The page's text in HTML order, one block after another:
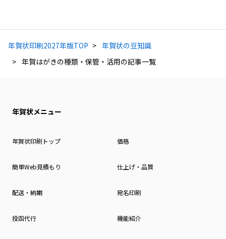
年賀状印刷2027年版TOP
年賀状の豆知識
年賀はがきの種類・保管・活用の記事一覧
年賀状メニュー
年賀状印刷トップ 価格
簡単Web見積もり 仕上げ・品質
配送・納期 宛名印刷
投函代行 機能紹介